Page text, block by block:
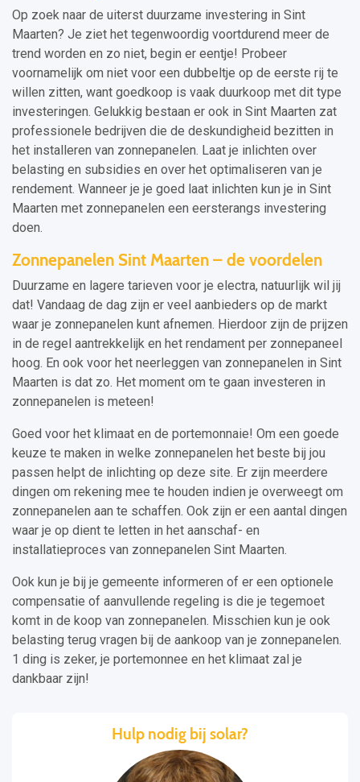
Op zoek naar de uiterst duurzame investering in Sint
Maarten? Je ziet het tegenwoordig voortdurend meer de
trend worden en zo niet, begin er eentje! Probeer
voornamelijk om niet voor een dubbeltje op de eerste rij te
willen zitten, want goedkoop is vaak duurkoop met dit type
investeringen. Gelukkig bestaan er ook in Sint Maarten zat
professionele bedrijven die de deskundigheid bezitten in
het installeren van zonnepanelen. Laat je inlichten over
belasting en subsidies en over het optimaliseren van je
rendement. Wanneer je je goed laat inlichten kun je in Sint
Maarten met zonnepanelen een eersterangs investering
doen.
Zonnepanelen Sint Maarten – de voordelen
Duurzame en lagere tarieven voor je electra, natuurlijk wil jij
dat! Vandaag de dag zijn er veel aanbieders op de markt
waar je zonnepanelen kunt afnemen. Hierdoor zijn de prijzen
in de regel aantrekkelijk en het rendament per zonnepaneel
hoog. En ook voor het neerleggen van zonnepanelen in Sint
Maarten is dat zo. Het moment om te gaan investeren in
zonnepanelen is meteen!
Goed voor het klimaat en de portemonnaie! Om een goede
keuze te maken in welke zonnepanelen het beste bij jou
passen helpt de inlichting op deze site. Er zijn meerdere
dingen om rekening mee te houden indien je overweegt om
zonnepanelen aan te schaffen. Ook zijn er een aantal dingen
waar je op dient te letten in het aanschaf- en
installatieproces van zonnepanelen Sint Maarten.
Ook kun je bij je gemeente informeren of er een optionele
compensatie of aanvullende regeling is die je tegemoet
komt in de koop van zonnepanelen. Misschien kun je ook
belasting terug vragen bij de aankoop van je zonnepanelen.
1 ding is zeker, je portemonnee en het klimaat zal je
dankbaar zijn!
Hulp nodig bij solar?